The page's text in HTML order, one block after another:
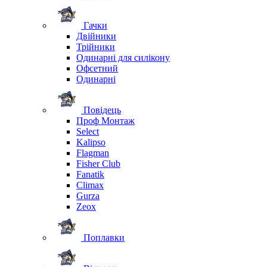
Гачки
Двійники
Трійники
Одинарні для силікону
Офсетний
Одинарні
Повідець
Проф Монтаж
Select
Kalipso
Flagman
Fisher Club
Fanatik
Climax
Gurza
Zeox
Поплавки